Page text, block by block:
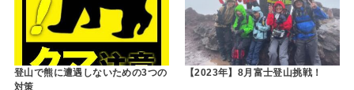
登山で熊に遭遇しないための3つの
対策
【2023年】8月富士登山挑戦！